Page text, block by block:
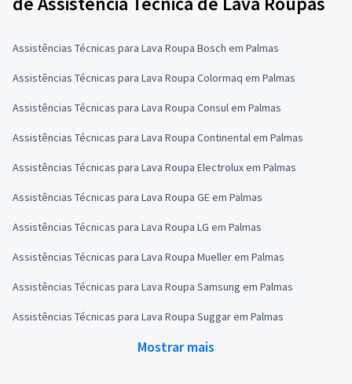
Assistências Técnicas para Lava Roupa Bosch em Palmas
Assistências Técnicas para Lava Roupa Colormaq em Palmas
Assistências Técnicas para Lava Roupa Consul em Palmas
Assistências Técnicas para Lava Roupa Continental em Palmas
Assistências Técnicas para Lava Roupa Electrolux em Palmas
Assistências Técnicas para Lava Roupa GE em Palmas
Assistências Técnicas para Lava Roupa LG em Palmas
Assistências Técnicas para Lava Roupa Mueller em Palmas
Assistências Técnicas para Lava Roupa Samsung em Palmas
Assistências Técnicas para Lava Roupa Suggar em Palmas
Mostrar mais